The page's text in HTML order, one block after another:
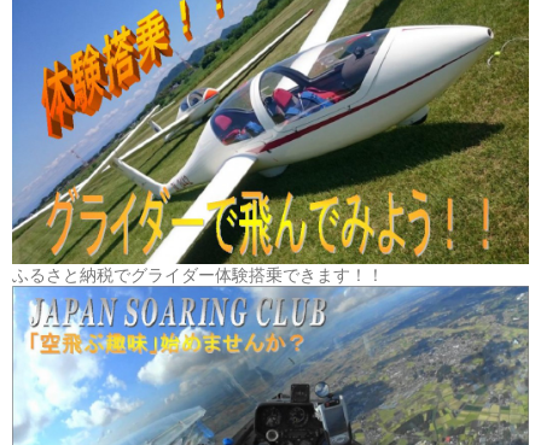
ふるさと納税でグライダー体験搭乗できます！！